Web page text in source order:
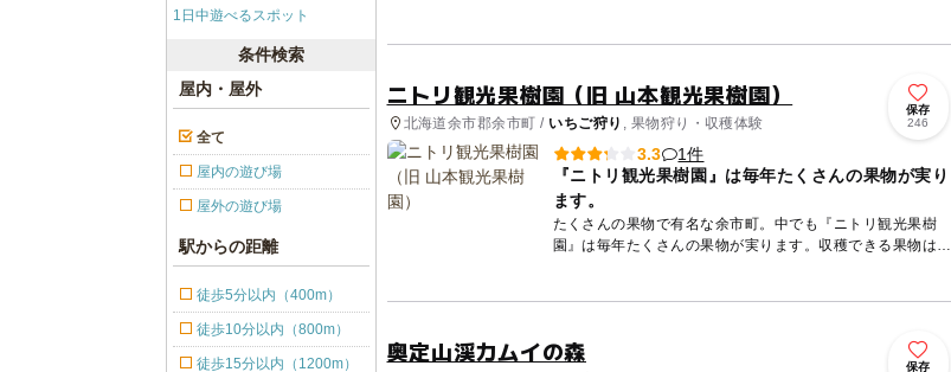
ニトリ観光果樹園（旧 山本観光果樹園）
北海道余市郡余市町 / いちご狩り , 果物狩り・収穫体験
保存
246
3.3
1件
『ニトリ観光果樹園』は毎年たくさんの果物が実り
ます。
たくさんの果物で有名な余市町。中でも『ニトリ観光果樹
園』は毎年たくさんの果物が実ります。収穫できる果物は、
奥定山渓カムイの森
保存
1日中遊べるスポット
条件検索
屋内・屋外
全て
屋内の遊び場
屋外の遊び場
駅からの距離
徒歩5分以内（400m）
徒歩10分以内（800m）
徒歩15分以内（1200m）